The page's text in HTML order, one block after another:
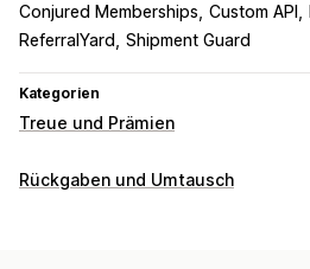
Conjured Memberships Custom API
ReferralYard
Shipment Guard
Kategorien
Treue und Prämien
Programmtypen
Rückgaben und Umtausch